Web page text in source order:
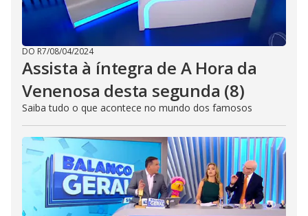
DO R7/08/04/2024
Assista à íntegra de A Hora da
Venenosa desta segunda (8)
Saiba tudo o que acontece no mundo dos famosos